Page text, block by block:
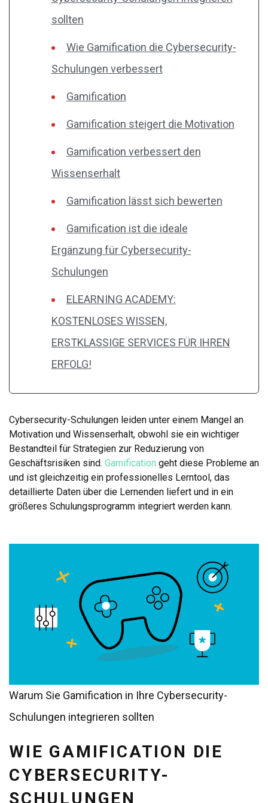
sollten
Wie Gamification die Cybersecurity-
Schulungen verbessert
Gamification
Gamification steigert die Motivation
Gamification verbessert den
Wissenserhalt
Gamification lässt sich bewerten
Gamification ist die ideale
Ergänzung für Cybersecurity-
Schulungen
ELEARNING ACADEMY:
KOSTENLOSES WISSEN,
ERSTKLASSIGE SERVICES FÜR IHREN
ERFOLG!
Cybersecurity-Schulungen leiden unter einem Mangel an
Motivation und Wissenserhalt, obwohl sie ein wichtiger
Bestandteil für Strategien zur Reduzierung von
Geschäftsrisiken sind. Gamification geht diese Probleme an
und ist gleichzeitig ein professionelles Lerntool, das
detaillierte Daten über die Lernenden liefert und in ein
größeres Schulungsprogramm integriert werden kann.
Warum Sie Gamification in Ihre Cybersecurity-
Schulungen integrieren sollten
WIE GAMIFICATION DIE
CYBERSECURITY-
SCHULUNGEN